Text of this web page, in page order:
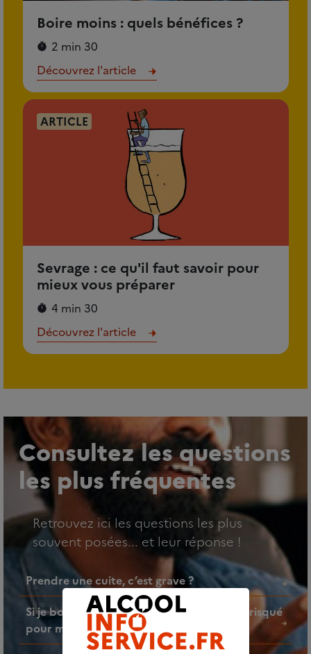
Boire moins : quels bénéfices ?
2 min 30
Découvrez l'article
ARTICLE
Sevrage : ce qu'il faut savoir pour
mieux vous préparer
4 min 30
Découvrez l'article
Consultez les questions
les plus fréquentes
Retrouvez ici les questions les plus
souvent posées... et leur réponse !
Prendre une cuite, c’est grave ?
Si je bois un verre d’alcool par jour, est-ce risqué
pour ma santé ?